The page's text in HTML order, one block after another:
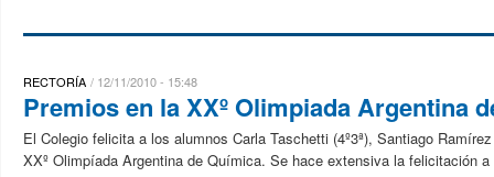
RECTORÍA 12/11/2010 - 15:48
Premios en la XXº Olimpiada Argentina
El Colegio felicita a los alumnos Carla Taschetti (4º3ª), Santiago
XXº Olimpíada Argentina de Química. Se hace extensiva la felicitación